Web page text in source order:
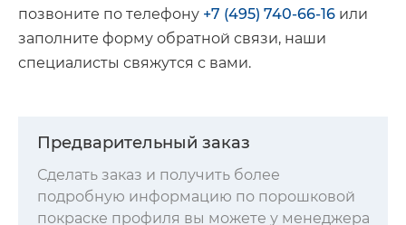
позвоните по телефону +7 (495) 740-66-16 или
заполните форму обратной связи, наши
специалисты свяжутся с вами.
Предварительный заказ
Сделать заказ и получить более
подробную информацию по порошковой
покраске профиля вы можете у менеджера